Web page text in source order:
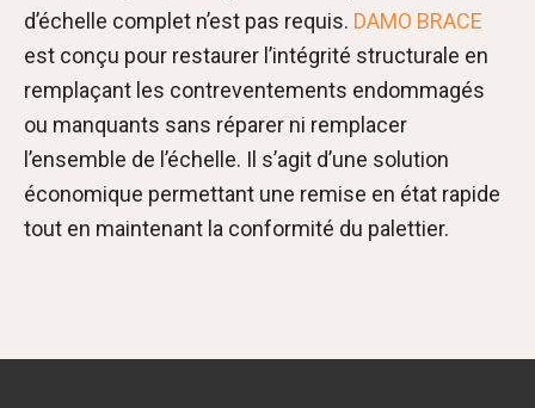
d’échelle complet n’est pas requis. DAMO BRACE
est conçu pour restaurer l’intégrité structurale en
remplaçant les contreventements endommagés
ou manquants sans réparer ni remplacer
l’ensemble de l’échelle. Il s’agit d’une solution
économique permettant une remise en état rapide
tout en maintenant la conformité du palettier.